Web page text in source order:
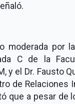
moderada por
C de la
y el Dr. Fausto
de Relaciones
que a pesar